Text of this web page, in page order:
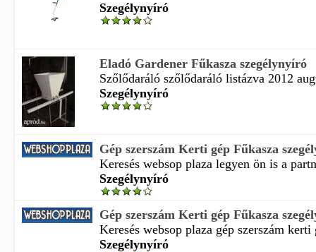
Szegélynyíró
Eladó Gardener Fűkasza szegélynyíró
Szőlődaráló szőlődaráló listázva 2012
Szegélynyíró
Gép szerszám Kerti gép Fűkasza
Keresés websop plaza legyen ön is a
Szegélynyíró
Gép szerszám Kerti gép Fűkasza
Keresés websop plaza gép szerszám
Szegélynyíró